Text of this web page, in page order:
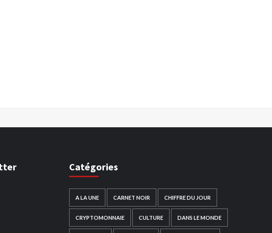
Catégories
A LA UNE CARNET NOIR CHIFFRE DU JOUR
CRYPTOMONNAIE CULTURE DANS LE MONDE